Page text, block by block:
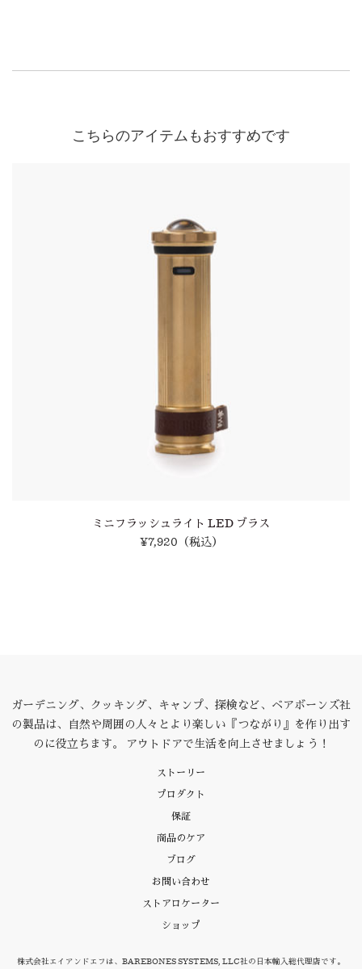
こちらのアイテムもおすすめです
ミニフラッシュライト LED ブラス
¥7,920 （税込）
ガーデニング、クッキング、キャンプ、探検など、ベアボーンズ社
の製品は、自然や周囲の人々とより楽しい『つながり』を作り出す
のに役立ちます。 アウトドアで生活を向上させましょう！
ストーリー
プロダクト
保証
商品のケア
ブログ
お問い合わせ
ストアロケーター
ショップ
株式会社エイアンドエフは、BAREBONES SYSTEMS, LLC社の日本輸入総代理店です。